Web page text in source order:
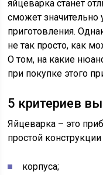
яйцеварка станет
сможет значительно
приготовления.
не так просто, как
О том, на какие
при покупке этого
5 критериев
Яйцеварка – это
простой
корпуса;